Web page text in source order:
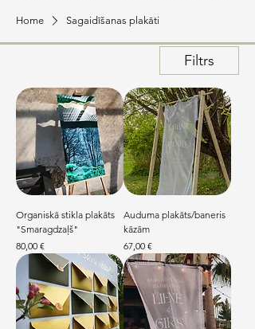
Home Sagaidīšanas plakāti
Filtrs
Organiskā stikla plakāts
"Smaragdzaļš"
Price
80,00 €
Auduma plakāts/baneris
kāzām
Price
67,00 €